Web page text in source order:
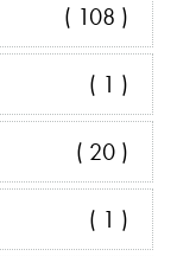
( 108 )
( 1 )
( 20 )
( 1 )